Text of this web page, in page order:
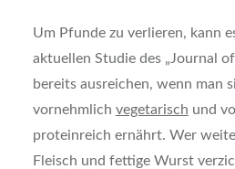
Um Pfunde zu verlieren, kann
aktuellen Studie des „Journal
bereits ausreichen, wenn man
vornehmlich vegetarisch und
proteinreich ernährt. Wer
Fleisch und fettige Wurst